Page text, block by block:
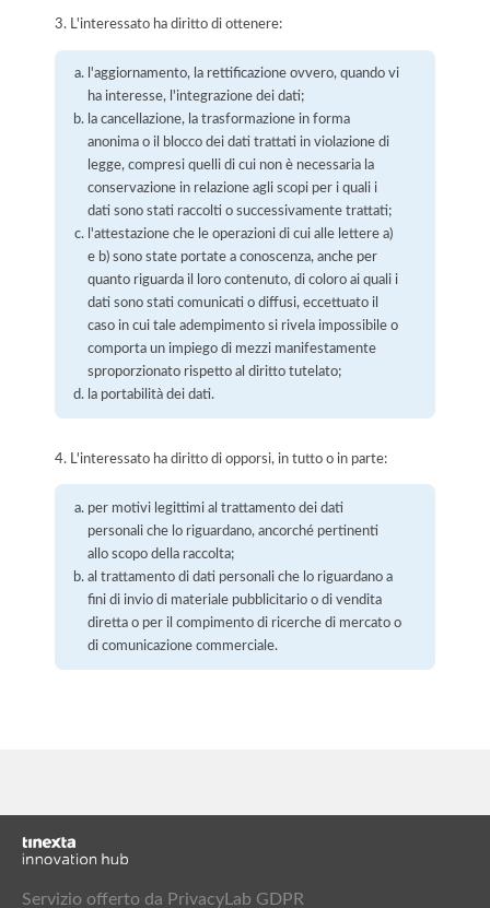
3. L'interessato ha diritto di ottenere:
l'aggiornamento, la rettificazione ovvero, quando vi
ha interesse, l'integrazione dei dati;
la cancellazione, la trasformazione in forma
anonima o il blocco dei dati trattati in violazione di
legge, compresi quelli di cui non è necessaria la
conservazione in relazione agli scopi per i quali i
dati sono stati raccolti o successivamente trattati;
l'attestazione che le operazioni di cui alle lettere a)
e b) sono state portate a conoscenza, anche per
quanto riguarda il loro contenuto, di coloro ai quali i
dati sono stati comunicati o diffusi, eccettuato il
caso in cui tale adempimento si rivela impossibile o
comporta un impiego di mezzi manifestamente
sproporzionato rispetto al diritto tutelato;
la portabilità dei dati.
4. L'interessato ha diritto di opporsi, in tutto o in parte:
per motivi legittimi al trattamento dei dati
personali che lo riguardano, ancorché pertinenti
allo scopo della raccolta;
al trattamento di dati personali che lo riguardano a
fini di invio di materiale pubblicitario o di vendita
diretta o per il compimento di ricerche di mercato o
di comunicazione commerciale.
Servizio offerto da PrivacyLab GDPR